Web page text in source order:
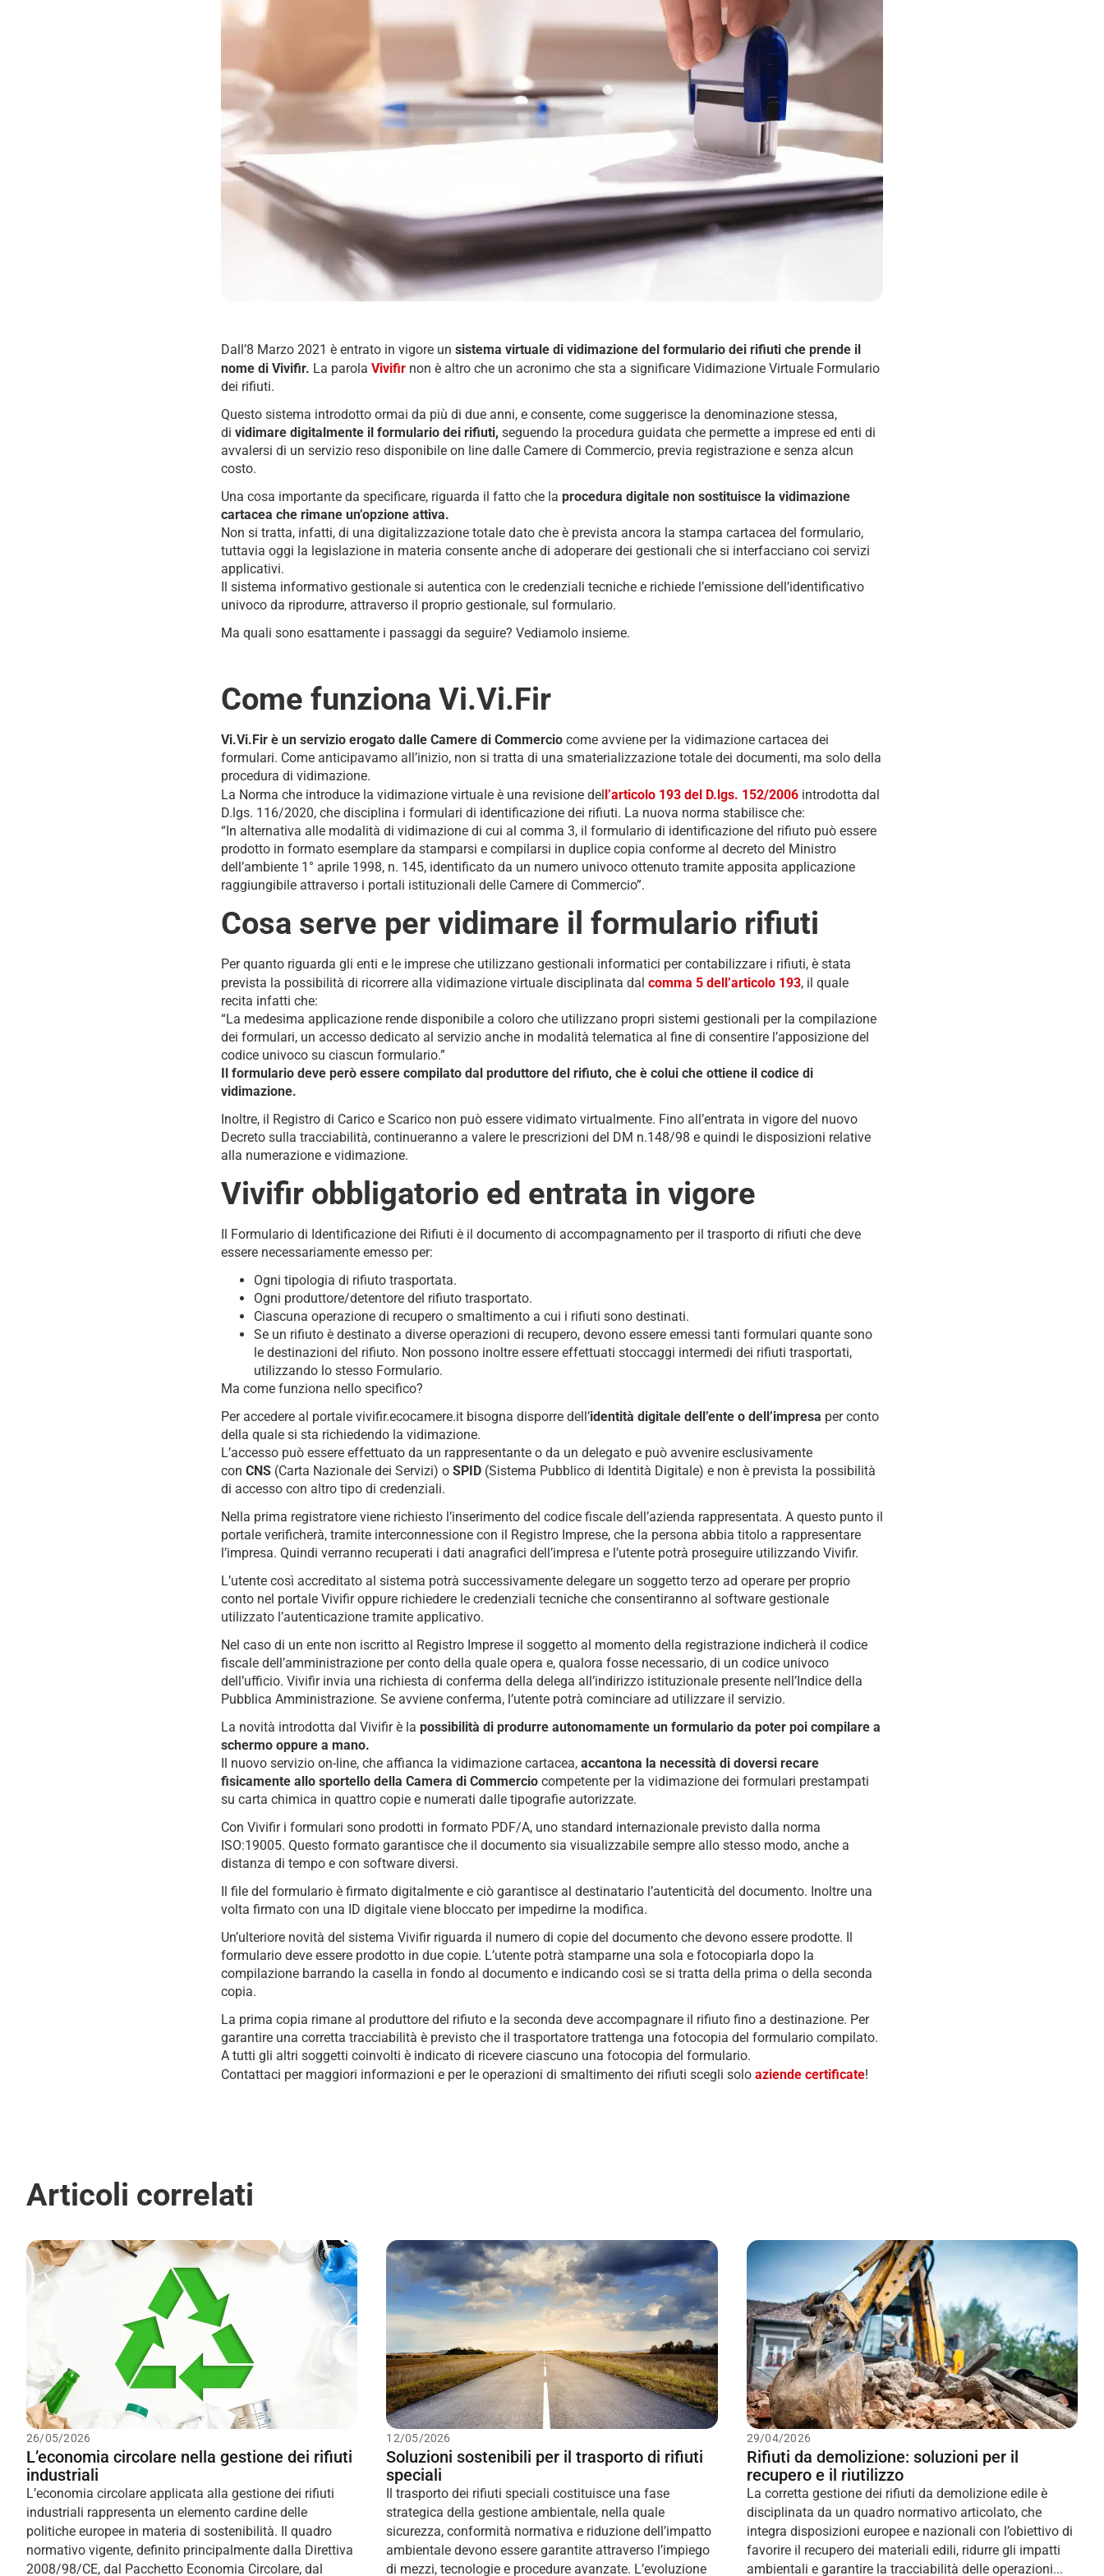
Dall’8 Marzo 2021 è entrato in vigore un sistema virtuale di vidimazione del formulario dei rifiuti che prende il
nome di Vivifir. La parola Vivifir non è altro che un acronimo che sta a significare Vidimazione Virtuale Formulario
dei rifiuti.
Questo sistema introdotto ormai da più di due anni, e consente, come suggerisce la denominazione stessa,
di vidimare digitalmente il formulario dei rifiuti, seguendo la procedura guidata che permette a imprese ed enti di
avvalersi di un servizio reso disponibile on line dalle Camere di Commercio, previa registrazione e senza alcun
costo.
Una cosa importante da specificare, riguarda il fatto che la procedura digitale non sostituisce la vidimazione
cartacea che rimane un’opzione attiva.
Non si tratta, infatti, di una digitalizzazione totale dato che è prevista ancora la stampa cartacea del formulario,
tuttavia oggi la legislazione in materia consente anche di adoperare dei gestionali che si interfacciano coi servizi
applicativi.
Il sistema informativo gestionale si autentica con le credenziali tecniche e richiede l’emissione dell’identificativo
univoco da riprodurre, attraverso il proprio gestionale, sul formulario.
Ma quali sono esattamente i passaggi da seguire? Vediamolo insieme.
Come funziona Vi.Vi.Fir
Vi.Vi.Fir è un servizio erogato dalle Camere di Commerciocome avviene per la vidimazione cartacea dei
formulari. Come anticipavamo all’inizio, non si tratta di una smaterializzazione totale dei documenti, ma solo della
procedura di vidimazione.
La Norma che introduce la vidimazione virtuale è una revisione dell’articolo 193 del D.lgs. 152/2006introdotta dal
D.lgs. 116/2020, che disciplina i formulari di identificazione dei rifiuti. La nuova norma stabilisce che:
“In alternativa alle modalità di vidimazione di cui al comma 3, il formulario di identificazione del rifiuto può essere
prodotto in formato esemplare da stamparsi e compilarsi in duplice copia conforme al decreto del Ministro
dell’ambiente 1° aprile 1998, n. 145, identificato da un numero univoco ottenuto tramite apposita applicazione
raggiungibile attraverso i portali istituzionali delle Camere di Commercio”.
Cosa serve per vidimare il formulario rifiuti
Per quanto riguarda gli enti e le imprese che utilizzano gestionali informatici per contabilizzare i rifiuti, è stata
prevista la possibilità di ricorrere alla vidimazione virtuale disciplinata dal comma 5 dell’articolo 193, il quale
recita infatti che:
“La medesima applicazione rende disponibile a coloro che utilizzano propri sistemi gestionali per la compilazione
dei formulari, un accesso dedicato al servizio anche in modalità telematica al fine di consentire l’apposizione del
codice univoco su ciascun formulario.”
Il formulario deve però essere compilato dal produttore del rifiuto, che è colui che ottiene il codice di
vidimazione.
Inoltre, il Registro di Carico e Scarico non può essere vidimato virtualmente. Fino all’entrata in vigore del nuovo
Decreto sulla tracciabilità, continueranno a valere le prescrizioni del DM n.148/98 e quindi le disposizioni relative
alla numerazione e vidimazione.
Vivifir obbligatorio ed entrata in vigore
Il Formulario di Identificazione dei Rifiuti è il documento di accompagnamento per il trasporto di rifiuti che deve
essere necessariamente emesso per:
Ogni tipologia di rifiuto trasportata.
Ogni produttore/detentore del rifiuto trasportato.
Ciascuna operazione di recupero o smaltimento a cui i rifiuti sono destinati.
Se un rifiuto è destinato a diverse operazioni di recupero, devono essere emessi tanti formulari quante sono
le destinazioni del rifiuto. Non possono inoltre essere effettuati stoccaggi intermedi dei rifiuti trasportati,
utilizzando lo stesso Formulario.
Ma come funziona nello specifico?
Per accedere al portale vivifir.ecocamere.it bisogna disporre dell’identità digitale dell’ente o dell’impresa per conto
della quale si sta richiedendo la vidimazione.
L’accesso può essere effettuato da un rappresentante o da un delegato e può avvenire esclusivamente
con CNS (Carta Nazionale dei Servizi) oSPID(Sistema Pubblico di Identità Digitale) e non è prevista la possibilità
di accesso con altro tipo di credenziali.
Nella prima registratore viene richiesto l’inserimento del codice fiscale dell’azienda rappresentata. A questo punto il
portale verificherà, tramite interconnessione con il Registro Imprese, che la persona abbia titolo a rappresentare
l’impresa. Quindi verranno recuperati i dati anagrafici dell’impresa e l’utente potrà proseguire utilizzando Vivifir.
L’utente così accreditato al sistema potrà successivamente delegare un soggetto terzo ad operare per proprio
conto nel portale Vivifir oppure richiedere le credenziali tecniche che consentiranno al software gestionale
utilizzato l’autenticazione tramite applicativo.
Nel caso di un ente non iscritto al Registro Imprese il soggetto al momento della registrazione indicherà il codice
fiscale dell’amministrazione per conto della quale opera e, qualora fosse necessario, di un codice univoco
dell’ufficio. Vivifir invia una richiesta di conferma della delega all’indirizzo istituzionale presente nell’Indice della
Pubblica Amministrazione. Se avviene conferma, l’utente potrà cominciare ad utilizzare il servizio.
La novità introdotta dal Vivifir è la possibilità di produrre autonomamente un formulario da poter poi compilare a
schermo oppure a mano.
Il nuovo servizio on-line, che affianca la vidimazione cartacea,accantona la necessità di doversi recare
fisicamente allo sportello della Camera di Commercio competente per la vidimazione dei formulari prestampati
su carta chimica in quattro copie e numerati dalle tipografie autorizzate.
Con Vivifir i formulari sono prodotti in formato PDF/A, uno standard internazionale previsto dalla norma
ISO:19005. Questo formato garantisce che il documento sia visualizzabile sempre allo stesso modo, anche a
distanza di tempo e con software diversi.
Il file del formulario è firmato digitalmente e ciò garantisce al destinatario l’autenticità del documento. Inoltre una
volta firmato con una ID digitale viene bloccato per impedirne la modifica.
Un’ulteriore novità del sistema Vivifir riguarda il numero di copie del documento che devono essere prodotte. Il
formulario deve essere prodotto in due copie. L’utente potrà stamparne una sola e fotocopiarla dopo la
compilazione barrando la casella in fondo al documento e indicando così se si tratta della prima o della seconda
copia.
La prima copia rimane al produttore del rifiuto e la seconda deve accompagnare il rifiuto fino a destinazione. Per
garantire una corretta tracciabilità è previsto che il trasportatore trattenga una fotocopia del formulario compilato.
A tutti gli altri soggetti coinvolti è indicato di ricevere ciascuno una fotocopia del formulario.
Contattaci per maggiori informazioni e per le operazioni di smaltimento dei rifiuti scegli solo aziende certificate!
Articoli correlati
26/05/2026
L’economia circolare nella gestione dei rifiuti
industriali
L’economia circolare applicata alla gestione dei rifiuti
industriali rappresenta un elemento cardine delle
politiche europee in materia di sostenibilità. Il quadro
normativo vigente, definito principalmente dalla Direttiva
2008/98/CE, dal Pacchetto Economia Circolare, dal
12/05/2026
Soluzioni sostenibili per il trasporto di rifiuti
speciali
Il trasporto dei rifiuti speciali costituisce una fase
strategica della gestione ambientale, nella quale
sicurezza, conformità normativa e riduzione dell’impatto
ambientale devono essere garantite attraverso l’impiego
di mezzi, tecnologie e procedure avanzate. L’evoluzione
29/04/2026
Rifiuti da demolizione: soluzioni per il
recupero e il riutilizzo
La corretta gestione dei rifiuti da demolizione edile è
disciplinata da un quadro normativo articolato, che
integra disposizioni europee e nazionali con l’obiettivo di
favorire il recupero dei materiali edili, ridurre gli impatti
ambientali e garantire la tracciabilità delle operazioni...